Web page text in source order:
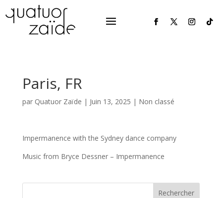
Paris, FR
par Quatuor Zaïde | Juin 13, 2025 | Non classé
Impermanence with the Sydney dance company
Music from Bryce Dessner – Impermanence
Rechercher